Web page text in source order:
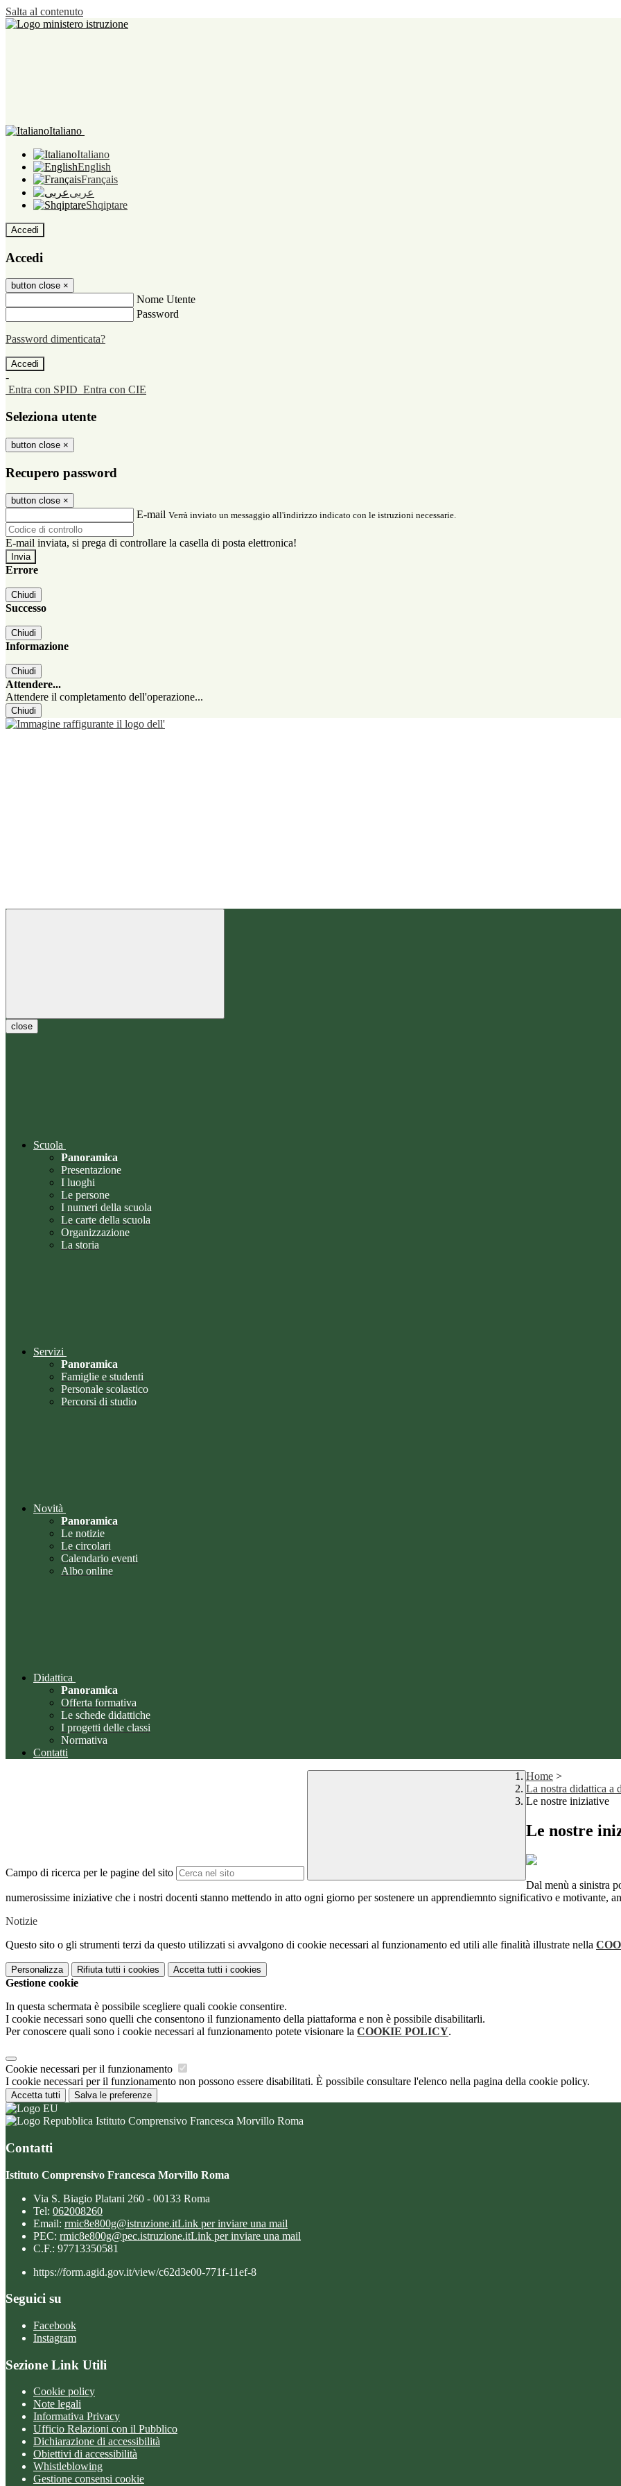
Salta al contenuto
Italiano
Italiano
English
Français
عربى
Shqiptare
Accedi
Accedi
button close ×
Nome Utente
Password
Password dimenticata?
-
Entra con SPID Entra con CIE
Seleziona utente
button close ×
Recupero password
button close ×
E-mail Verrà inviato un messaggio all'indirizzo indicato con le istruzioni necessarie.
E-mail inviata, si prega di controllare la casella di posta elettronica!
Errore
Chiudi
Successo
Chiudi
Informazione
Chiudi
Attendere...
Attendere il completamento dell'operazione...
Chiudi
close
Scuola
Panoramica
Presentazione
I luoghi
Le persone
I numeri della scuola
Le carte della scuola
Organizzazione
La storia
Servizi
Panoramica
Famiglie e studenti
Personale scolastico
Percorsi di studio
Novità
Panoramica
Le notizie
Le circolari
Calendario eventi
Albo online
Didattica
Panoramica
Offerta formativa
Le schede didattiche
I progetti delle classi
Normativa
Contatti
Campo di ricerca per le pagine del sito
Home >
La nostra didattica a
Le nostre iniziative
Le nostre
Dal menù a sinistra
numerosissime iniziative che i nostri docenti stanno mettendo in atto ogni giorno per sostenere un apprendiemnto significativo e motivante,
Notizie
Questo sito o gli strumenti terzi da questo utilizzati si avvalgono di cookie necessari al funzionamento ed utili alle finalità illustrate nella
Personalizza Rifiuta tutti i cookies Accetta tutti i cookies
Gestione cookie
In questa schermata è possibile scegliere quali cookie consentire.
I cookie necessari sono quelli che consentono il funzionamento della piattaforma e non è possibile disabilitarli.
Per conoscere quali sono i cookie necessari al funzionamento potete visionare la COOKIE POLICY.
Cookie necessari per il funzionamento
I cookie necessari per il funzionamento non possono essere disabilitati. È possibile consultare l'elenco nella pagina della cookie policy.
Accetta tutti Salva le preferenze
Istituto Comprensivo Francesca Morvillo Roma
Contatti
Istituto Comprensivo Francesca Morvillo Roma
Via S. Biagio Platani 260 - 00133 Roma
Tel: 062008260
Email: rmic8e800g@istruzione.itLink per inviare una mail
PEC: rmic8e800g@pec.istruzione.itLink per inviare una mail
C.F.: 97713350581
https://form.agid.gov.it/view/c62d3e00-771f-11ef-8
Seguici su
Facebook
Instagram
Sezione Link Utili
Cookie policy
Note legali
Informativa Privacy
Ufficio Relazioni con il Pubblico
Dichiarazione di accessibilità
Obiettivi di accessibilità
Whistleblowing
Gestione consensi cookie